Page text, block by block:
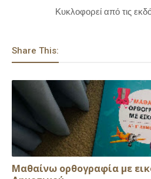
Κυκλοφορεί από τις
Share This:
Μαθαίνω ορθογραφία με